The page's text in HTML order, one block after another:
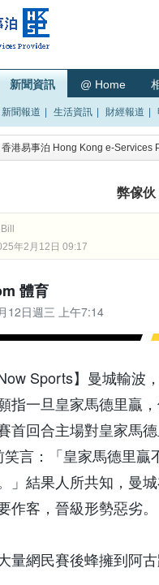
新聞資訊 @ Home
新聞報道 生活資訊 財經報道
香港易事泊 Hong Kong e-Services
弊傢伙
Bill
年2月12日 09:17
體育
12日週三 上午7:14
Now Sports】曼城輸波
指一旦皇家馬德里贏
首回合主場對皇家馬
笑言：「皇家馬德里贏
」結果人所共知，曼
作客，晉級形勢惡劣。
量網民賽後蜂擁到阿